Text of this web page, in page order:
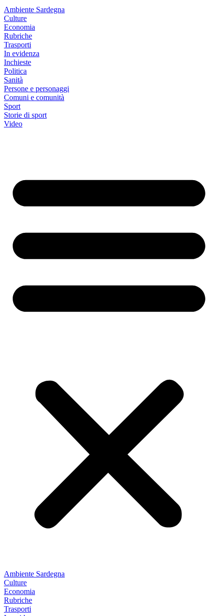
Ambiente Sardegna
Culture
Economia
Rubriche
Trasporti
In evidenza
Inchieste
Politica
Sanità
Persone e personaggi
Comuni e comunità
Sport
Storie di sport
Video
Ambiente Sardegna
Culture
Economia
Rubriche
Trasporti